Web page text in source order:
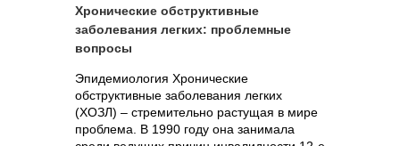
Хронические обструктивные
заболевания легких: проблемные
вопросы
Эпидемиология Хронические
обструктивные заболевания легких
(ХОЗЛ) – стремительно растущая в мире
проблема. В 1990 году она занимала